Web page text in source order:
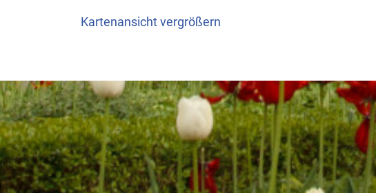
Kartenansicht vergrößern